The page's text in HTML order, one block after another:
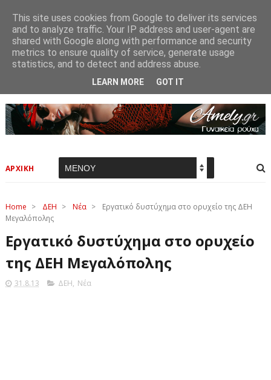
ΑΡΧΙΚΗ
Home > ΔΕΗ > Νέα >
Εργατικό δυστύχημα στο ορυχείο της ΔΕΗ
Μεγαλόπολης
Εργατικό δυστύχημα στο ορυχείο
της ΔΕΗ Μεγαλόπολης
31.8.13 ΔΕΗ, Νέα
This site uses cookies from Google to deliver its services
and to analyze traffic. Your IP address and user-agent are
shared with Google along with performance and security
metrics to ensure quality of service, generate usage
statistics, and to detect and address abuse.
LEARN MORE GOT IT